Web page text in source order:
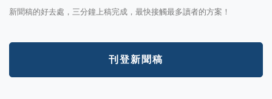
新聞稿的好去處，三分鐘上稿完成，最快接觸最多讀者的方案！
刊登新聞稿